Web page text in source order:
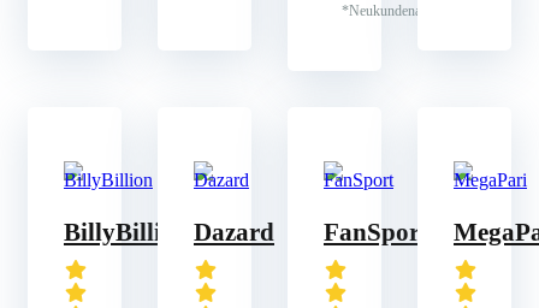
*Neukundenangebot
BillyBillion Dazard FanSport